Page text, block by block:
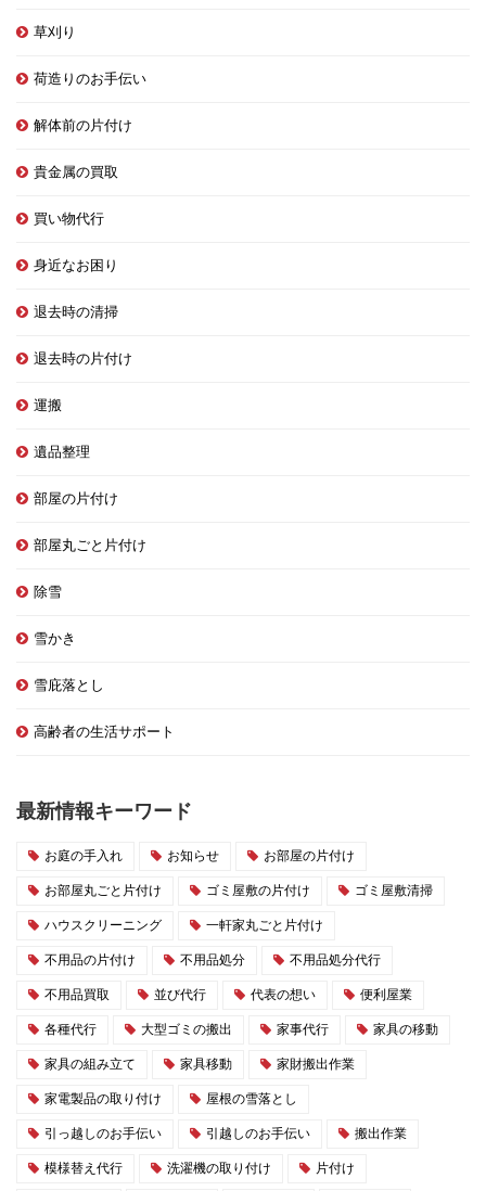
草刈り
荷造りのお手伝い
解体前の片付け
貴金属の買取
買い物代行
身近なお困り
退去時の清掃
退去時の片付け
運搬
遺品整理
部屋の片付け
部屋丸ごと片付け
除雪
雪かき
雪庇落とし
高齢者の生活サポート
最新情報キーワード
お庭の手入れ お知らせ お部屋の片付け
お部屋丸ごと片付け ゴミ屋敷の片付け ゴミ屋敷清掃
ハウスクリーニング 一軒家丸ごと片付け
不用品の片付け 不用品処分 不用品処分代行
不用品買取 並び代行 代表の想い 便利屋業
各種代行 大型ゴミの搬出 家事代行 家具の移動
家具の組み立て 家具移動 家財搬出作業
家電製品の取り付け 屋根の雪落とし
引っ越しのお手伝い 引越しのお手伝い 搬出作業
模様替え代行 洗濯機の取り付け 片付け